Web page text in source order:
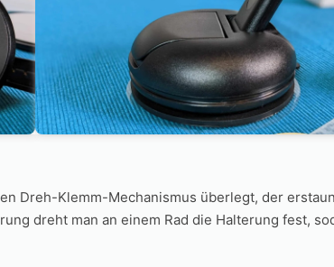
Dreh-Klemm-Mechanismus überlegt, der
dreht man an einem Rad die Halterung fest,